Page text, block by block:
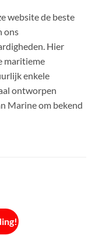
website de beste
ons
Hier
maritieme
enkele
ontworpen
Marine om bekend